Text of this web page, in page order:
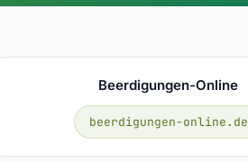
Beerdigungen-Online
beerdigungen-online.de